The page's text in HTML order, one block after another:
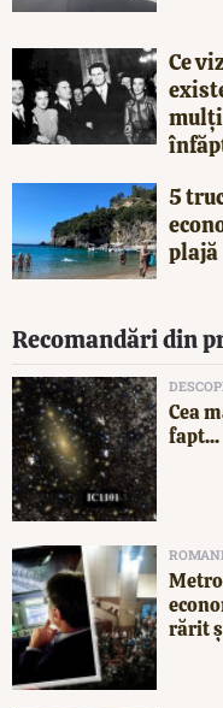
Ce
mulți
5
plajă
Recomandări din
Cea
fapt...
rărit